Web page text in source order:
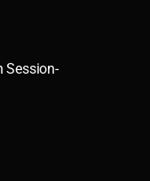
Session-